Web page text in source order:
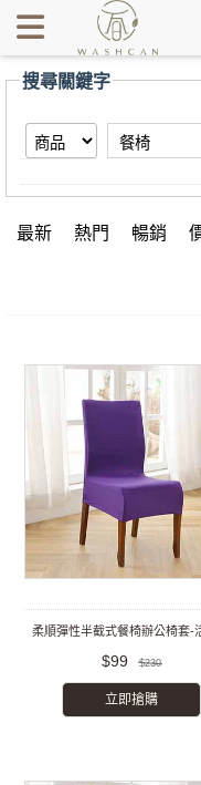
【餐椅】搜尋結果 |
搜尋關鍵字
最新 熱門 暢銷
柔順彈性半截式餐椅辦公椅套-
$99 $230
立即搶購